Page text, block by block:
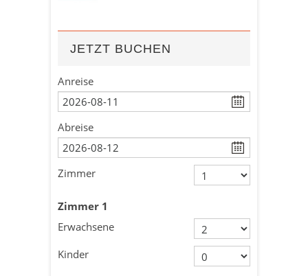
JETZT BUCHEN
Anreise
Abreise
Zimmer
Zimmer 1
Erwachsene
Kinder